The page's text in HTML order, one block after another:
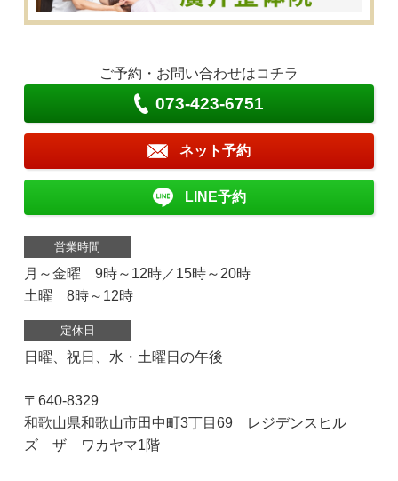
ご予約・お問い合わせはコチラ
073-423-6751
ネット予約
LINE予約
営業時間
月～金曜 9時～12時／15時～20時
土曜 8時～12時
定休日
日曜、祝日、水・土曜日の午後
〒640-8329
和歌山県和歌山市田中町3丁目69 レジデンスヒル
ズ ザ ワカヤマ1階